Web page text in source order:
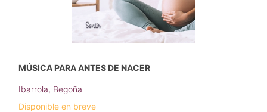
MÚSICA PARA ANTES DE NACER
Ibarrola, Begoña
Disponible en breve